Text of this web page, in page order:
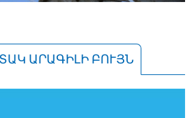
ԱՐԱԳԻԼԻ ԲՈՒՅՆ